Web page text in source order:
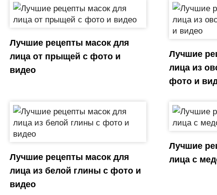
Лучшие рецепты масок для
лица от прыщей с фото и
видео
Лучшие
лица из
фото и
Лучшие рецепты масок для
лица из белой глины с фото и
видео
Лучшие
лица с